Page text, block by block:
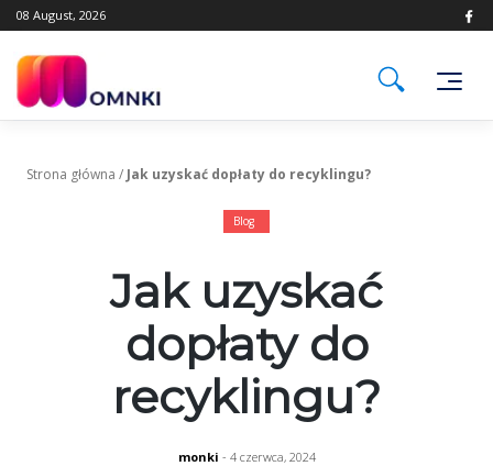
Skip
to
08 August, 2026
Strona główna / Jak uzyskać dopłaty do recyklingu?
Blog
Jak uzyskać
dopłaty do
recyklingu?
monki - 4 czerwca, 2024